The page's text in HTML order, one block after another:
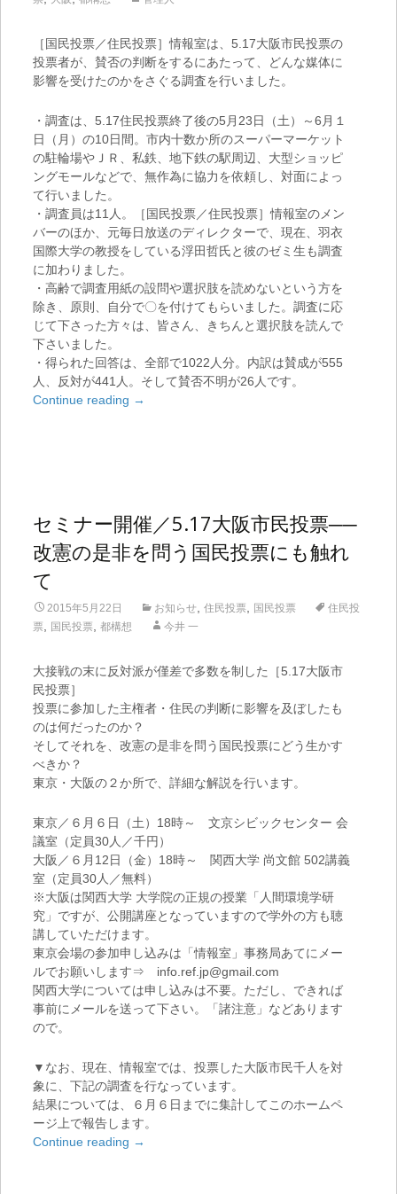
［国民投票／住民投票］情報室は、5.17大阪市民投票の
投票者が、賛否の判断をするにあたって、どんな媒体に
影響を受けたのかをさぐる調査を行いました。
・調査は、5.17住民投票終了後の5月23日（土）～6月１
日（月）の10日間。市内十数か所のスーパーマーケット
の駐輪場やＪＲ、私鉄、地下鉄の駅周辺、大型ショッピ
ングモールなどで、無作為に協力を依頼し、対面によっ
て行いました。
・調査員は11人。［国民投票／住民投票］情報室のメン
バーのほか、元毎日放送のディレクターで、現在、羽衣
国際大学の教授をしている浮田哲氏と彼のゼミ生も調査
に加わりました。
・高齢で調査用紙の設問や選択肢を読めないという方を
除き、原則、自分で〇を付けてもらいました。調査に応
じて下さった方々は、皆さん、きちんと選択肢を読んで
下さいました。
・得られた回答は、全部で1022人分。内訳は賛成が555
人、反対が441人。そして賛否不明が26人です。
Continue reading →
セミナー開催／5.17大阪市民投票──
改憲の是非を問う国民投票にも触れ
て
2015年5月22日 お知らせ, 住民投票, 国民投票
住民投
票, 国民投票, 都構想 今井 一
大接戦の末に反対派が僅差で多数を制した［5.17大阪市
民投票］
投票に参加した主権者・住民の判断に影響を及ぼしたも
のは何だったのか？
そしてそれを、改憲の是非を問う国民投票にどう生かす
べきか？
東京・大阪の２か所で、詳細な解説を行います。
東京／６月６日（土）18時～ 文京シビックセンター 会
議室（定員30人／千円）
大阪／６月12日（金）18時～ 関西大学 尚文館 502講義
室（定員30人／無料）
※大阪は関西大学 大学院の正規の授業「人間環境学研
究」ですが、公開講座となっていますので学外の方も聴
講していただけます。
東京会場の参加申し込みは「情報室」事務局あてにメー
ルでお願いします⇒ info.ref.jp@gmail.com
関西大学については申し込みは不要。ただし、できれば
事前にメールを送って下さい。「諸注意」などあります
ので。
▼なお、現在、情報室では、投票した大阪市民千人を対
象に、下記の調査を行なっています。
結果については、６月６日までに集計してこのホームペ
ージ上で報告します。
Continue reading →